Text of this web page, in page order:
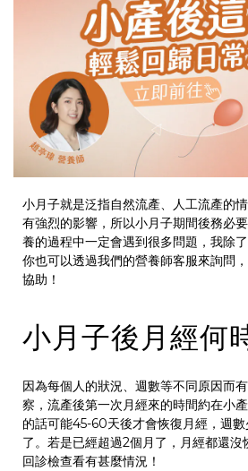
小月子就是泛指自然流產、人工流產的
有強烈的影響，所以小月子期間後務必
養的過程中一定會遇到很多問題，我除
你也可以透過我們的營養師客服來詢問
協助！
小月子後月經何
因為每個人的狀況、週數等不同原因而
察，流產後第一次月經來的時間約在小
的話可能45-60天後才會恢復月經，週
了。若是已經超過2個月了，月經都還
回診檢查看有甚麼情況！